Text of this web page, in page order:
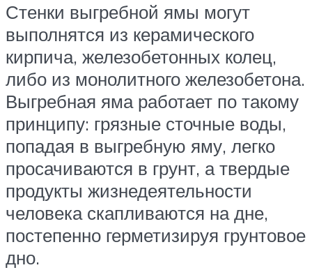
Стенки выгребной ямы могут
выполнятся из керамического
кирпича, железобетонных колец,
либо из монолитного железобетона.
Выгребная яма работает по такому
принципу: грязные сточные воды,
попадая в выгребную яму, легко
просачиваются в грунт, а твердые
продукты жизнедеятельности
человека скапливаются на дне,
постепенно герметизируя грунтовое
дно.